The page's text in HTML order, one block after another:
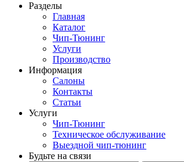
Разделы
Главная
Каталог
Чип-Тюнинг
Услуги
Производство
Информация
Салоны
Контакты
Статьи
Услуги
Чип-Тюнинг
Техническое обслуживание
Выездной чип-тюнинг
Будьте на связи